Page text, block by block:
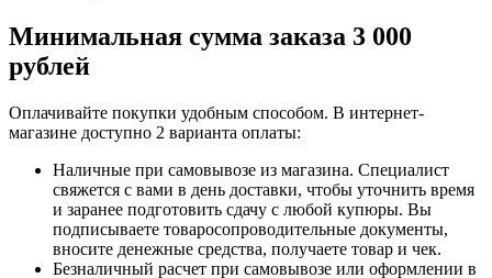
Минимальная сумма заказа 3 000
рублей
Оплачивайте покупки удобным способом. В интернет-
магазине доступно 2 варианта оплаты:
Наличные при самовывозе из магазина. Специалист
свяжется с вами в день доставки, чтобы уточнить время
и заранее подготовить сдачу с любой купюры. Вы
подписываете товаросопроводительные документы,
вносите денежные средства, получаете товар и чек.
Безналичный расчет при самовывозе или оформлении в